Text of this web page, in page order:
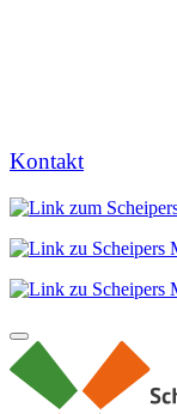
Kontakt